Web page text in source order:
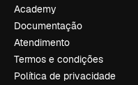
Academy
Documentação
Atendimento
Termos e condições
Política de privacidade